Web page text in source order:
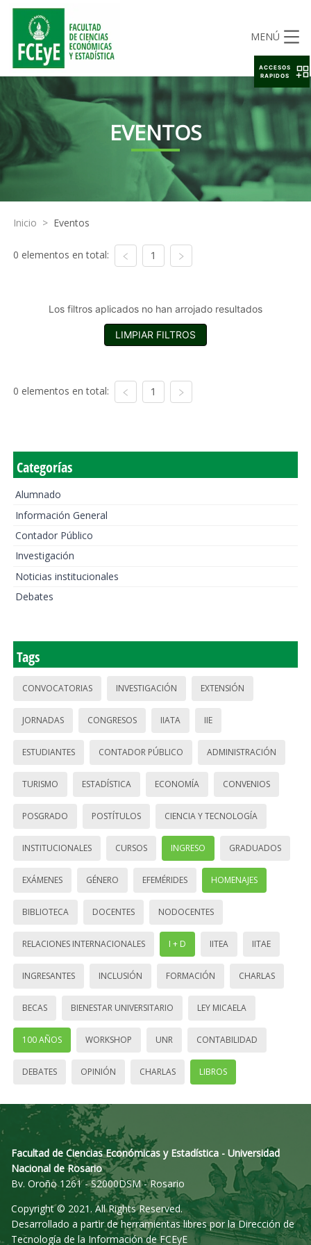
MENÚ
EVENTOS
Inicio > Eventos
0 elementos en total: 1
Los filtros aplicados no han arrojado resultados
LIMPIAR FILTROS
0 elementos en total: 1
Categorías
Alumnado
Información General
Contador Público
Investigación
Noticias institucionales
Debates
Tags
CONVOCATORIAS INVESTIGACIÓN EXTENSIÓN
JORNADAS CONGRESOS IIATA IIE
ESTUDIANTES CONTADOR PÚBLICO ADMINISTRACIÓN
TURISMO ESTADÍSTICA ECONOMÍA CONVENIOS
POSGRADO POSTÍTULOS CIENCIA Y TECNOLOGÍA
INSTITUCIONALES CURSOS INGRESO GRADUADOS
EXÁMENES GÉNERO EFEMÉRIDES HOMENAJES
BIBLIOTECA DOCENTES NODOCENTES
RELACIONES INTERNACIONALES I + D IITEA IITAE
INGRESANTES INCLUSIÓN FORMACIÓN CHARLAS
BECAS BIENESTAR UNIVERSITARIO LEY MICAELA
100 AÑOS WORKSHOP UNR CONTABILIDAD
DEBATES OPINIÓN CHARLAS LIBROS
Facultad de Ciencias Económicas y Estadística - Universidad
Nacional de Rosario
Bv. Oroño 1261 - S2000DSM - Rosario
Copyright © 2021. All Rights Reserved.
Desarrollado a partir de herramientas libres por la Dirección de
Tecnología de la Información de FCEyE
ACCESOS
RAPIDOS